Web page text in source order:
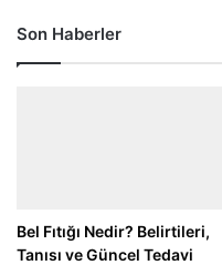
Son Haberler
Bel Fıtığı Nedir? Belirtileri,
Tanısı ve Güncel Tedavi